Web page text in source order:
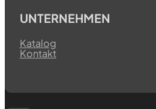
UNTERNEHMEN
Katalog
Kontakt